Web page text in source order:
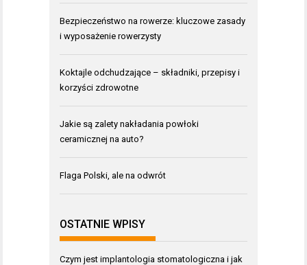
Bezpieczeństwo na rowerze: kluczowe zasady
i wyposażenie rowerzysty
Koktajle odchudzające – składniki, przepisy i
korzyści zdrowotne
Jakie są zalety nakładania powłoki
ceramicznej na auto?
Flaga Polski, ale na odwrót
OSTATNIE WPISY
Czym jest implantologia stomatologiczna i jak